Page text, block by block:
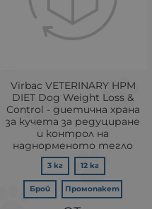
Virbac VETERINARY HPM
DIET Dog Weight Loss &
Control - диетична храна
за кучета за редуциране
и контрол на
наднорменото тегло
3 кг 12 кг
Брой Промопакет